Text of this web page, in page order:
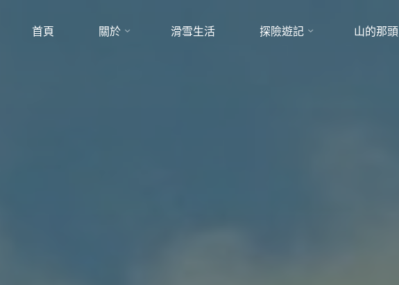
首頁 關於 滑雪生活 探險遊記 山的那頭